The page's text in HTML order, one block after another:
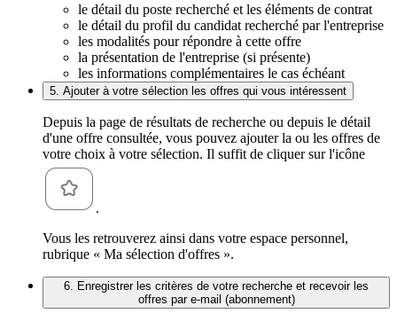
le détail du poste recherché et les éléments de contrat
le détail du profil du candidat recherché par l'entreprise
les modalités pour répondre à cette offre
la présentation de l'entreprise (si présente)
les informations complémentaires le cas échéant
5. Ajouter à votre sélection les offres qui vous intéressent
Depuis la page de résultats de recherche ou depuis le détail
d'une offre consultée, vous pouvez ajouter la ou les offres de
votre choix à votre sélection. Il suffit de cliquer sur l'icône
.
Vous les retrouverez ainsi dans votre espace personnel,
rubrique « Ma sélection d'offres ».
6. Enregistrer les critères de votre recherche et recevoir les
offres par e-mail (abonnement)